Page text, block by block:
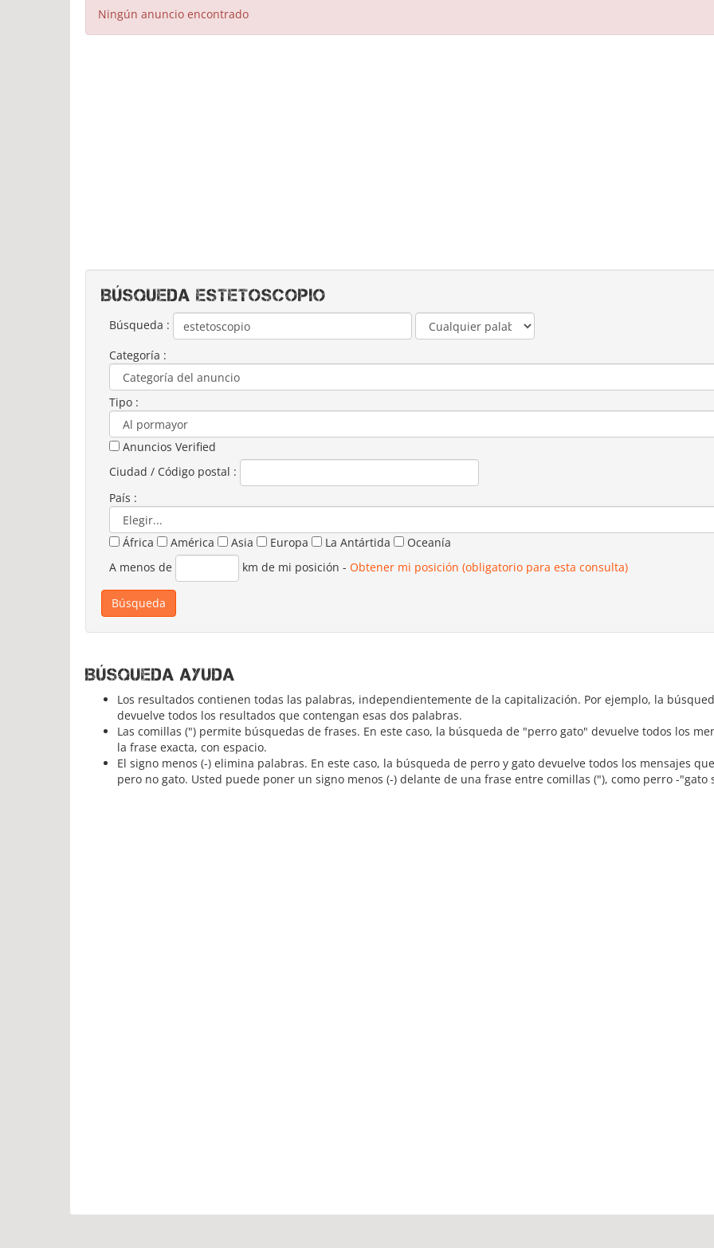
Ningún anuncio encontrado
Búsqueda ESTETOSCOPIO
Búsqueda :
Categoría :
Tipo :
Anuncios Verified
Ciudad / Código postal :
País :
África América Asia Europa La Antártida
Oceanía
A menos de
km de mi posición - Obtener mi posición (obligatorio para esta consulta)
Búsqueda ayuda
Los resultados contienen todas las palabras, independientemente de la capitalización. Por ejemplo, la
devuelve todos los resultados que contengan esas dos palabras.
Las comillas (") permite búsquedas de frases. En este caso, la búsqueda de "perro gato" devuelve todos los
la frase exacta, con espacio.
El signo menos (-) elimina palabras. En este caso, la búsqueda de perro y gato devuelve todos los mensajes
pero no gato. Usted puede poner un signo menos (-) delante de una frase entre comillas ("), como perro -"gato